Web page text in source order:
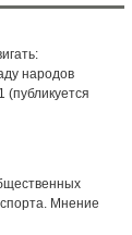
народов
Мнение